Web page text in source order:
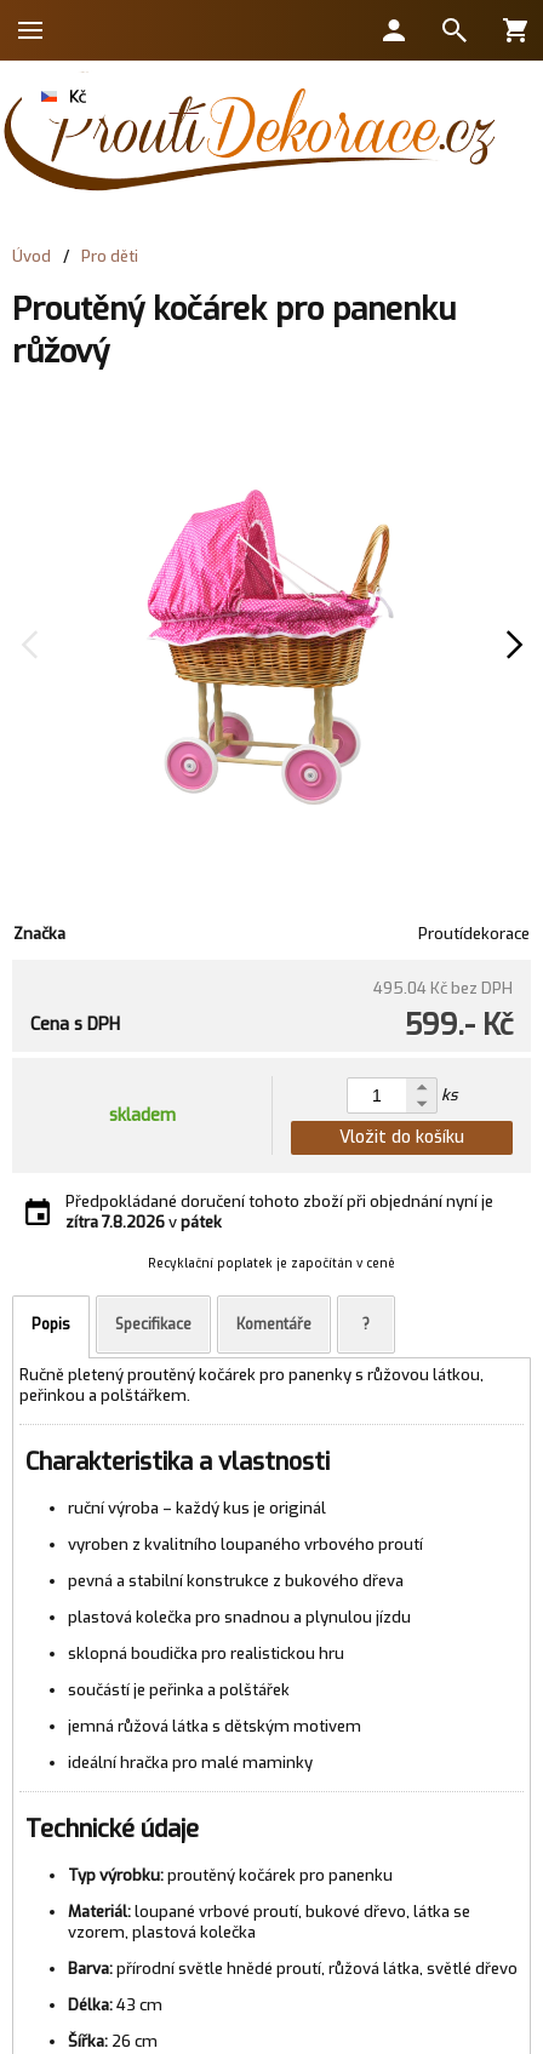
Úvod / Pro děti
Proutěný kočárek pro panenku
růžový
Značka Proutídekorace
495.04 Kčbez DPH
599.- Kč
Cena s DPH
skladem
ks
Vložit do košíku
Předpokládané doručení tohoto zboží při objednání nyní je
zítra7.8.2026vpátek
Recyklační poplatek je započítán v ceně
Popis Specifikace Komentáře ?
Ručně pletený proutěný kočárek pro panenky s růžovou látkou,
peřinkou a polštářkem.
Charakteristika a vlastnosti
ruční výroba – každý kus je originál
vyroben z kvalitního loupaného vrbového proutí
pevná a stabilní konstrukce z bukového dřeva
plastová kolečka pro snadnou a plynulou jízdu
sklopná boudička pro realistickou hru
součástí je peřinka a polštářek
jemná růžová látka s dětským motivem
ideální hračka pro malé maminky
Technické údaje
Typ výrobku:proutěný kočárek pro panenku
Materiál:loupané vrbové proutí, bukové dřevo, látka se
vzorem, plastová kolečka
Barva:přírodní světle hnědé proutí, růžová látka, světlé dřevo
Délka:43 cm
Šířka: 26 cm